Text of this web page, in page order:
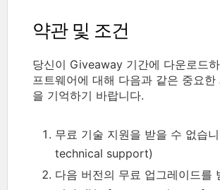
약관 및 조건
당신이 Giveaway 기간에 다운로드
프트웨어에 대해 다음과 같은 중요한
을 기억하기 바랍니다.
무료 기술 지원을 받을 수 없습
technical support)
다음 버전의 무료 업그레이드를